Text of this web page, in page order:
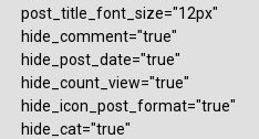
post_title_font_size="12px"
hide_comment="true"
hide_post_date="true"
hide_count_view="true"
hide_icon_post_format="true"
hide_cat="true"